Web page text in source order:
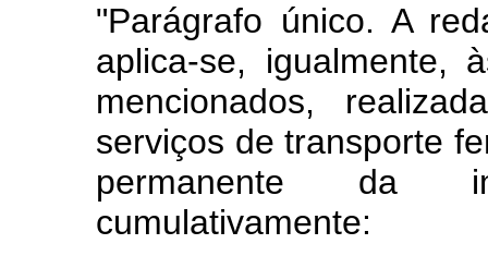
"Parágrafo único. A
aplica-se, igualmente,
mencionados,
serviços de transporte
permanente da
cumulativamente: